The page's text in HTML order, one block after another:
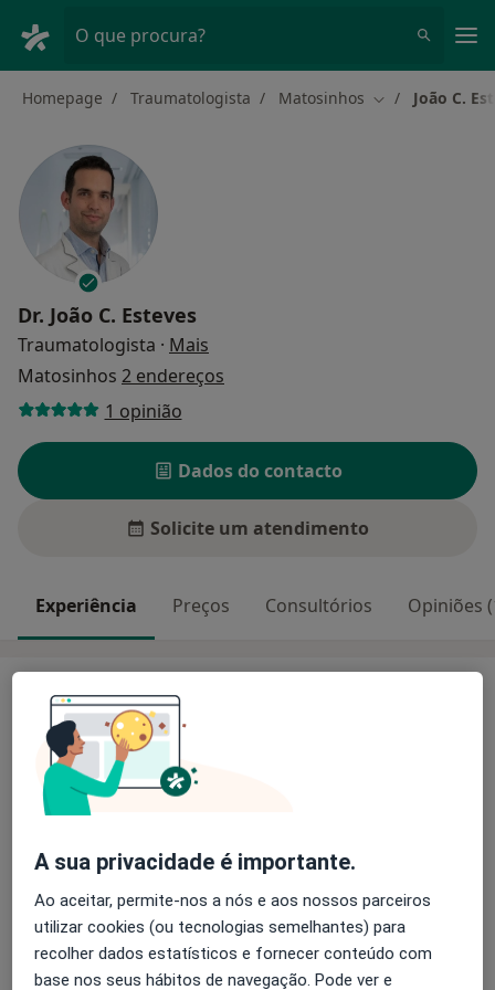
O que procura?
Homepage Traumatologista Matosinhos Mudar de
João C.
Dr. João C. Esteves
Traumatologista · Mais
Matosinhos 2 endereços
1 opinião
Dados do contacto
Solicite um atendimento
Experiência Preços Consultórios Opiniões
Especialista em patologias do pé e tornozelo
Cirurgia minimamente invasiva do pé
Hallux valgus
Joanetes
Dedos em martelo
Artrose do pé
Instabilidade do tornozelo
Artroscopia do tornozelo
mais Sobre mim
Principais doenças tratadas
Anormalidades Musculosqueléticas
A sua privacidade é importante.
Ao aceitar, permite-nos a nós e aos nossos parceiros
utilizar cookies (ou tecnologias semelhantes) para
recolher dados estatísticos e fornecer conteúdo com
base nos seus hábitos de navegação. Pode ver e